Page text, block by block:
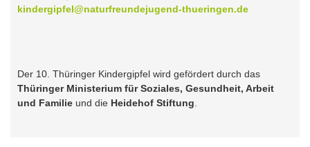
kindergipfel@naturfreundejugend-thueringen.de
Der 10. Thüringer Kindergipfel wird gefördert durch das
Thüringer Ministerium für Soziales, Gesundheit, Arbeit
und Familie und die Heidehof Stiftung